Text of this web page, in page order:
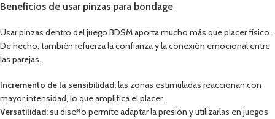
Beneficios de usar pinzas para bondage
Usar pinzas dentro del juego BDSM aporta mucho más que placer físico.
De hecho, también refuerza la confianza y la conexión emocional entre
las parejas.
Incremento de la sensibilidad:las zonas estimuladas reaccionan con
mayor intensidad, lo que amplifica el placer.
Versatilidad:su diseño permite adaptar la presión y utilizarlas en juegos